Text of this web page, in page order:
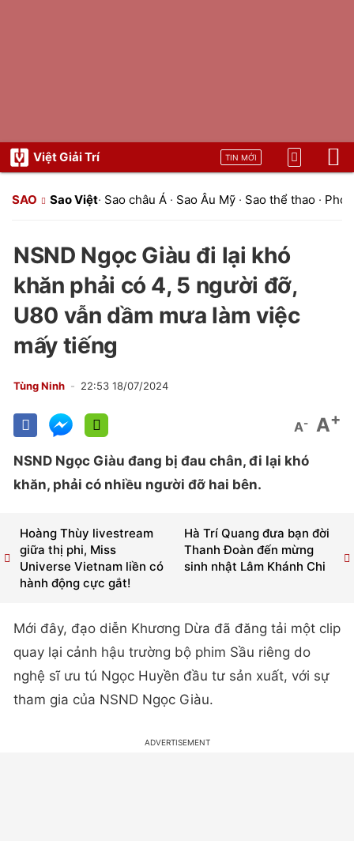
Việt Giải Trí TIN MỚI
SAO Sao Việt· Sao châu Á · Sao Âu Mỹ · Sao thể thao ·
NSND Ngọc Giàu đi lại khó
khăn phải có 4, 5 người đỡ,
U80 vẫn dầm mưa làm việc
mấy tiếng
Tùng Ninh 22:53 18/07/2024
A- A+
NSND Ngọc Giàu đang bị đau chân, đi lại khó
khăn, phải có nhiều người đỡ hai bên.
Hà Trí Quang đưa bạn đời
Thanh Đoàn đến mừng
sinh nhật Lâm Khánh Chi
Hoàng Thùy livestream
giữa thị phi, Miss
Universe Vietnam liền có
hành động cực gắt!
Mới đây, đạo diễn Khương Dừa đã đăng tải một clip
quay lại cảnh hậu trường bộ phim Sầu riêng do
nghệ sĩ ưu tú Ngọc Huyền đầu tư sản xuất, với sự
tham gia của NSND Ngọc Giàu.